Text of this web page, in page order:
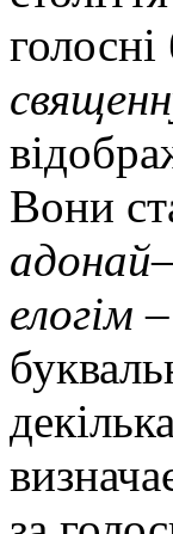
Вони
адонай
елогім–